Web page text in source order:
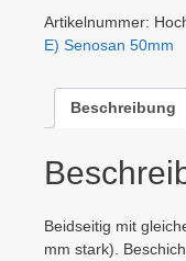
Artikelnummer:
E) Senosan 50mm
Beschreibung
Beidseitig mit
mm stark).